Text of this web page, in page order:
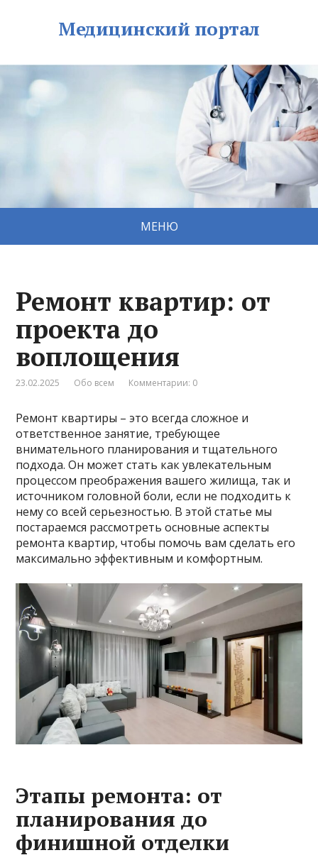
Медицинский портал
МЕНЮ
Ремонт квартир: от
проекта до
воплощения
23.02.2025 Обо всем Комментарии: 0
Ремонт квартиры – это всегда сложное и
ответственное занятие, требующее
внимательного планирования и тщательного
подхода. Он может стать как увлекательным
процессом преображения вашего жилища, так и
источником головной боли, если не подходить к
нему со всей серьезностью. В этой статье мы
постараемся рассмотреть основные аспекты
ремонта квартир, чтобы помочь вам сделать его
максимально эффективным и комфортным.
Этапы ремонта: от
планирования до
финишной отделки